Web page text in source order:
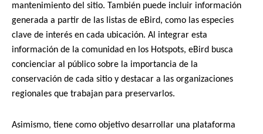
mantenimiento del sitio. También puede incluir información
generada a partir de las listas de eBird, como las especies
clave de interés en cada ubicación. Al integrar esta
información de la comunidad en los Hotspots, eBird busca
concienciar al público sobre la importancia de la
conservación de cada sitio y destacar a las organizaciones
regionales que trabajan para preservarlos.
Asimismo, tiene como objetivo desarrollar una plataforma